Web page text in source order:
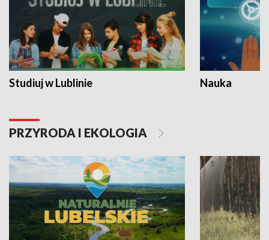
Studiuj w Lublinie Nauka
PRZYRODA I EKOLOGIA